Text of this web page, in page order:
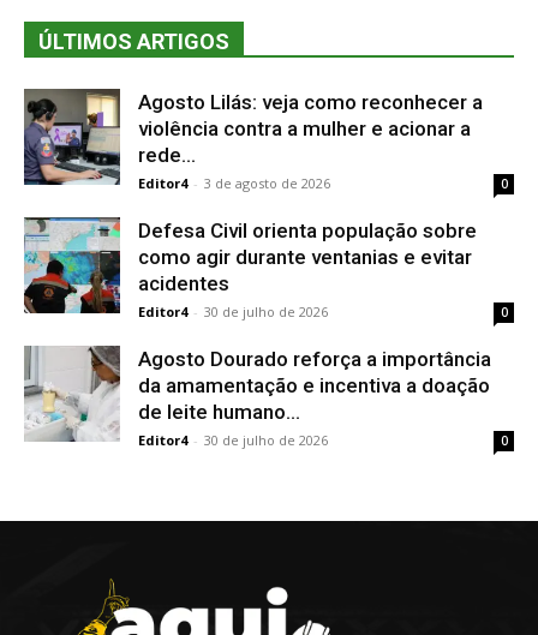
ÚLTIMOS ARTIGOS
Agosto Lilás: veja como reconhecer a
violência contra a mulher e acionar a
rede...
Editor4 - 3 de agosto de 2026 0
Defesa Civil orienta população sobre
como agir durante ventanias e evitar
acidentes
Editor4 - 30 de julho de 2026 0
Agosto Dourado reforça a importância
da amamentação e incentiva a doação
de leite humano...
Editor4 - 30 de julho de 2026 0